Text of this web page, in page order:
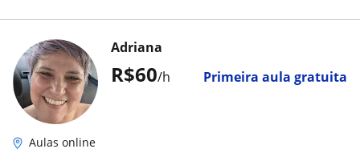
R$60/h Primeira aula gratuita
Adriana
Aulas online